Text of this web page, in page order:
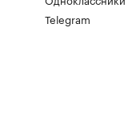
Telegram